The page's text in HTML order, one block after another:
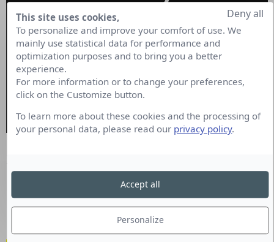
This site uses cookies,
To personalize and improve your comfort of use. We
mainly use statistical data for performance and
optimization purposes and to bring you a better
experience.
For more information or to change your preferences,
click on the Customize button.
To learn more about these cookies and the processing of
your personal data, please read our privacy policy.
Personalize
Deny all
Accept all